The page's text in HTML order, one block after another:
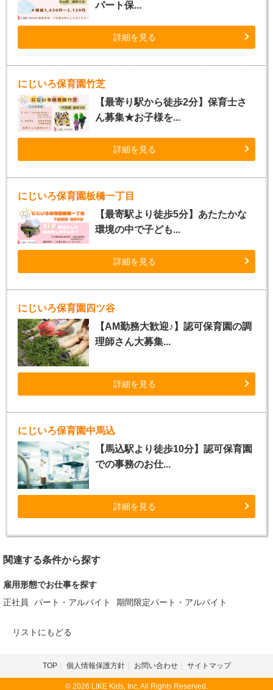
パート保...
詳細を見る
にじいろ保育園竹芝
【最寄り駅から徒歩2分】保育士さ
ん募集★お子様を...
詳細を見る
にじいろ保育園板橋一丁目
【最寄駅より徒歩5分】あたたかな
環境の中で子ども...
詳細を見る
にじいろ保育園四ツ谷
【AM勤務大歓迎♪】認可保育園の調
理師さん大募集...
詳細を見る
にじいろ保育園中馬込
【馬込駅より徒歩10分】認可保育園
での事務のお仕...
詳細を見る
関連する条件から探す
雇用形態でお仕事を探す
正社員
パート・アルバイト 期間限定パート・アルバイト
リストにもどる
TOP 個人情報保護方針 お問い合わせ サイトマップ
© 2026 LIKE Kids, Inc. All Rights Reserved.